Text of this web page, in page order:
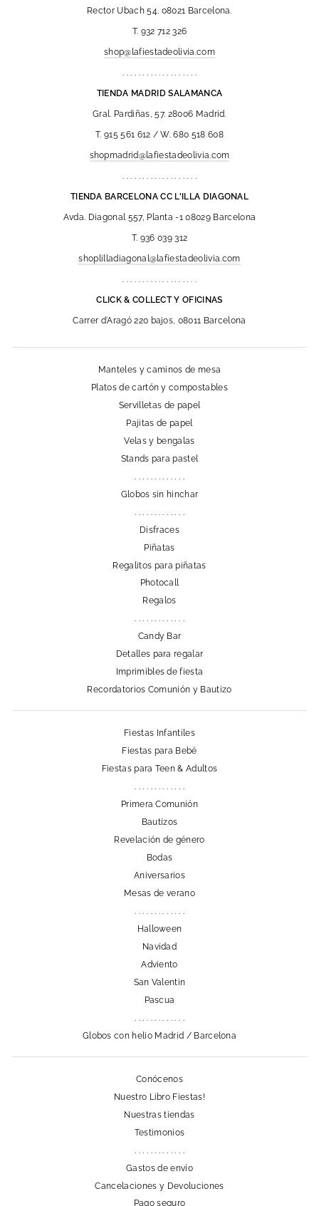
Rector Ubach 54. 08021 Barcelona.
T. 932 712 326
shop@lafiestadeolivia.com
. . . . . . . . . . . . . . . . . . .
TIENDA MADRID SALAMANCA
Gral. Pardiñas, 57. 28006 Madrid.
T. 915 561 612 / W. 680 518 608
shopmadrid@lafiestadeolivia.com
. . . . . . . . . . . . . . . . . . .
TIENDA BARCELONA CC L'ILLA DIAGONAL
Avda. Diagonal 557, Planta -1 08029 Barcelona
T. 936 039 312
shoplilladiagonal@lafiestadeolivia.com
. . . . . . . . . . . . . . . . . . .
CLICK & COLLECT Y OFICINAS
Carrer d'Aragó 220 bajos, 08011 Barcelona
Manteles y caminos de mesa
Platos de cartón y compostables
Servilletas de papel
Pajitas de papel
Velas y bengalas
Stands para pastel
Globos sin hinchar
Disfraces
Piñatas
Regalitos para piñatas
Photocall
Regalos
. . . . . . . . . . . . .
Candy Bar
Detalles para regalar
Imprimibles de fiesta
Recordatorios Comunión y Bautizo
Fiestas Infantiles
Fiestas para Bebé
Fiestas para Teen & Adultos
. . . . . . . . . . . . .
Primera Comunión
Bautizos
Revelación de género
Bodas
Aniversarios
Mesas de verano
. . . . . . . . . . . . .
Halloween
Navidad
Adviento
San Valentin
Pascua
Globos con helio Madrid / Barcelona
Conócenos
Nuestro Libro Fiestas!
Nuestras tiendas
Testimonios
Gastos de envío
Cancelaciones y Devoluciones
Pago seguro